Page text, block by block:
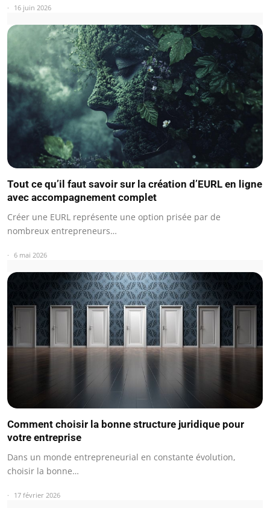
16 juin 2026
Tout ce qu’il faut savoir sur la création d’EURL en ligne
avec accompagnement complet
Créer une EURL représente une option prisée par de
nombreux entrepreneurs…
6 mai 2026
Comment choisir la bonne structure juridique pour
votre entreprise
Dans un monde entrepreneurial en constante évolution,
choisir la bonne…
17 février 2026